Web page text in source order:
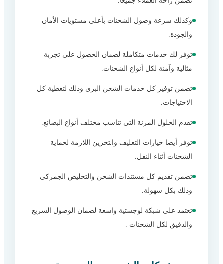
وكذلك سرعة وصول الشحنات بأعلى مستويات الأمان
والجودة.
توفر لك خدمات متكاملة لضمان الحصول على تجربة
مثالية وآمنة لكل أنواع الشحنات.
تضمن توفير كل خدمات الشحن البري وذلك لتغطية كل
الاحتياجات.
تقدم الحلول المرنة التي تناسب مختلف أنواع البضائع.
توفر أيضا خيارات التغليف والتخزين اللازمة لحماية
الشحنات أثناء النقل.
تضمن تقديم كل مستندات الشحن والتخليص الجمركي
وذلك بكل سهولة.
تعتمد على شبكة لوجستية واسعة لضمان الوصول السريع
والدقيق لكل الشحنات .